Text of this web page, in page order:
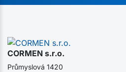
CORMEN s.r.o.
Průmyslová 1420